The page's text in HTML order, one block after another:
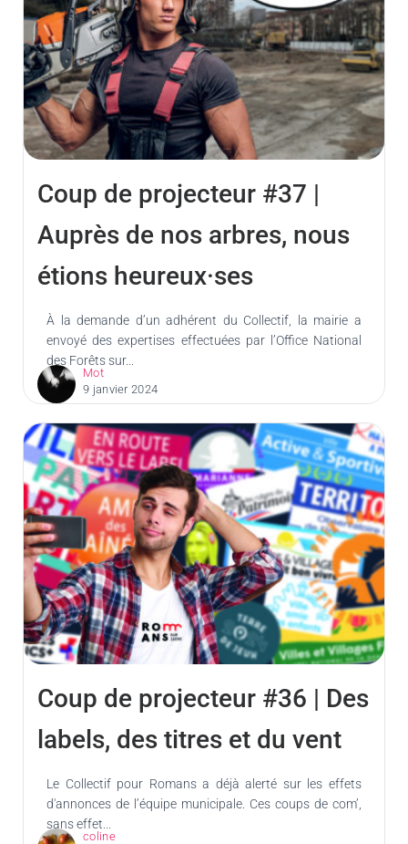
Coup de projecteur #37 |
Auprès de nos arbres, nous
étions heureux·ses
À la demande d’un adhérent du Collectif, la mairie a
envoyé des expertises effectuées par l’Office National
des Forêts sur...
Mot
9 janvier 2024
Coup de projecteur #36 | Des
labels, des titres et du vent
Le Collectif pour Romans a déjà alerté sur les effets
d'annonces de l’équipe municipale. Ces coups de com’,
sans effet...
coline